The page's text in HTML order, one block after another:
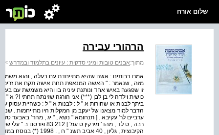
שלום אורח
הרהורי עבירה
מתוך:אבנים טובות ומיני סדקית : עיונים בתלמוד ובמדרש >
אמרו רבותינו : אשה שהיא מתייחדת עם בעלה , והוא
מזה , שנאמר : " האשה המנאפת תחת אישה תקח את זרים
זו שפגעה באיש אחד ונותנת עיניה בו והיא משמשת עם
כושית וילדה לי בן לבן (***) אני הורגה שזינתה תחתי !? א "
ביתך לבנות או שחורות א " ל : לבנות א " ל : כשהיית עסוק
הדבר למוד מצאנו של יעקב מן המקלות היו מתייחמות .
ערביים לר' עקיבא . [ תנחומא " נשא , " יג , מהד' באבער
רבה , ט לד , מהד' מירקין ט
הקיבוצית , גליון , 40 אביב תשנ " ח , . 1998 (*) בנוסח במדבר רבה : בשעה שהאשה מייח...